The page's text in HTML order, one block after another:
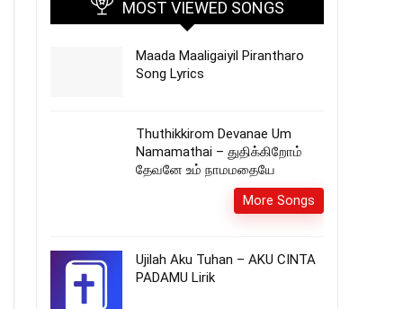
MOST VIEWED SONGS
Maada Maaligaiyil Pirantharo
Song Lyrics
Thuthikkirom Devanae Um
Namamathai – துதிக்கிறோம்
தேவனே உம் நாமமதையே
More Songs
Ujilah Aku Tuhan – AKU CINTA
PADAMU Lirik